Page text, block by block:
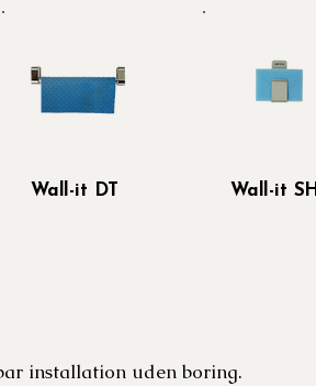
Wall-it DT Wall-it SH
installation uden boring.